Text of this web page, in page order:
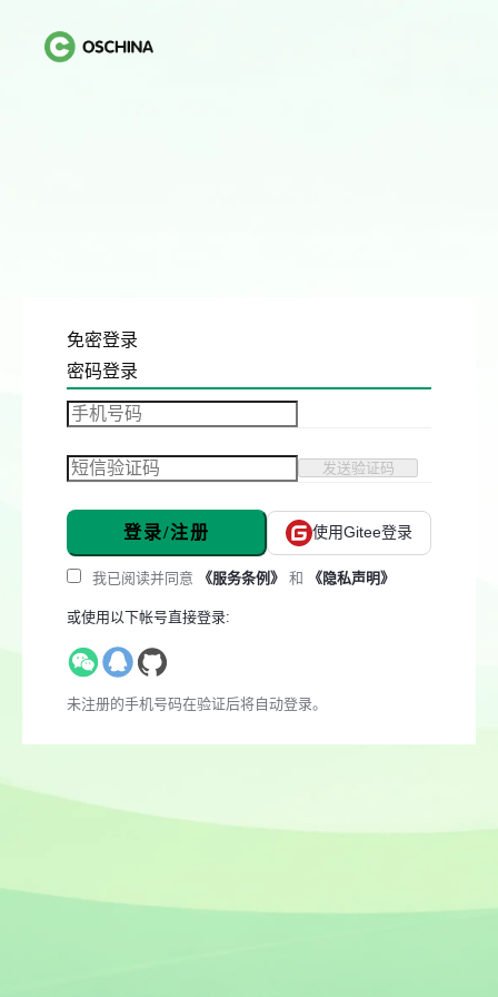
免密登录
密码登录
发送验证码
登录/注册 使用Gitee登录
我已阅读并同意 《服务条例》 和 《隐私声明》
或使用以下帐号直接登录:
未注册的手机号码在验证后将自动登录。